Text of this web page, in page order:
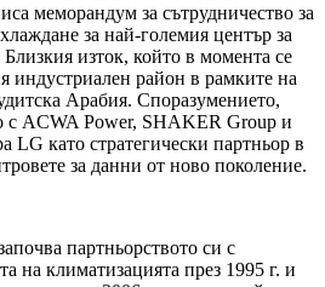
меморандум за сътрудничество за
за най-големия център за
изток, който в момента се
индустриален район в рамките на
Арабия. Споразумението,
с ACWA Power, SHAKER Group и
като стратегически партньор в
за данни от ново поколение.
партньорството си с
на климатизацията през 1995 г. и